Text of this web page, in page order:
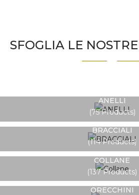
SFOGLIA LE
ANELLI
75 Products
BRACCIALI
114 Products
COLLANE
137 Products
ORECCHINI